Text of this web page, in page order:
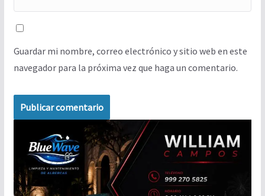
Guardar mi nombre, correo electrónico y sitio web en este
navegador para la próxima vez que haga un comentario.